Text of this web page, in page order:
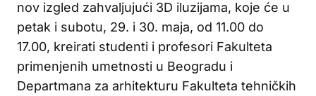
nov izgled zahvaljujući 3D iluzijama, koje će u
petak i subotu, 29. i 30. maja, od 11.00 do
17.00, kreirati studenti i profesori Fakulteta
primenjenih umetnosti u Beogradu i
Departmana za arhitekturu Fakulteta tehničkih